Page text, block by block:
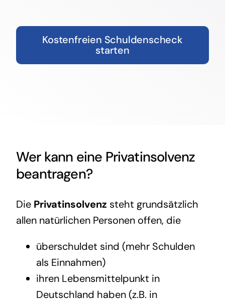
Kostenfreien Schuldenscheck
starten
Wer kann eine Privatinsolvenz
beantragen?
Die Privatinsolvenz steht grundsätzlich
allen natürlichen Personen offen, die
überschuldet sind (mehr Schulden
als Einnahmen)
ihren Lebensmittelpunkt in
Deutschland haben (z.B. in